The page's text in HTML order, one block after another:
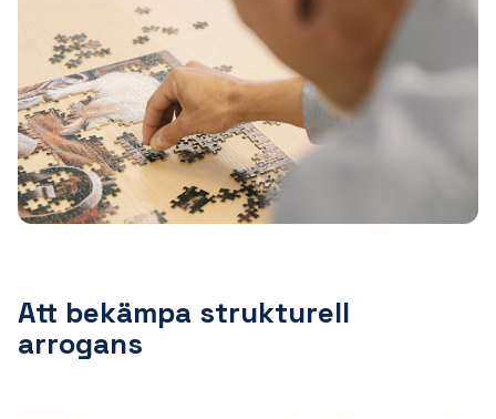
Att bekämpa strukturell
arrogans